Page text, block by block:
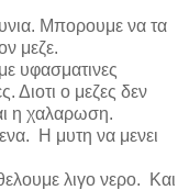
Μπορουμε να τα
μεζε.
υφασματινες
Διοτι ο μεζες δεν
η χαλαρωση.
Η μυτη να μενει
λιγο νερο.
Και